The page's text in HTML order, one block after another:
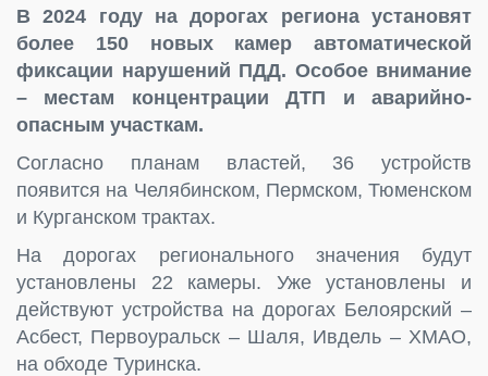
В 2024 году на дорогах региона установят
более 150 новых камер автоматической
фиксации нарушений ПДД. Особое внимание
– местам концентрации ДТП и аварийно-
опасным участкам.
Согласно планам властей, 36 устройств
появится на Челябинском, Пермском, Тюменском
и Курганском трактах.
На дорогах регионального значения будут
установлены 22 камеры. Уже установлены и
действуют устройства на дорогах Белоярский –
Асбест, Первоуральск – Шаля, Ивдель – ХМАО,
на обходе Туринска.